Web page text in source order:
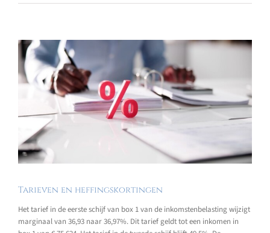
Bekijk
grotere
afbeelding
Tarieven en heffingskortingen
Het tarief in de eerste schijf van box 1 van de inkomstenbelasting wijzigt
marginaal van 36,93 naar 36,97%. Dit tarief geldt tot een inkomen in